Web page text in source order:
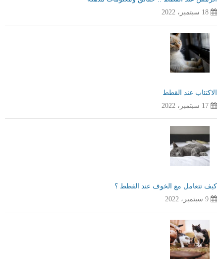
18 سبتمبر، 2022
الاكتئاب عند القطط
17 سبتمبر، 2022
كيف تتعامل مع الخوف عند القطط ؟
9 سبتمبر، 2022